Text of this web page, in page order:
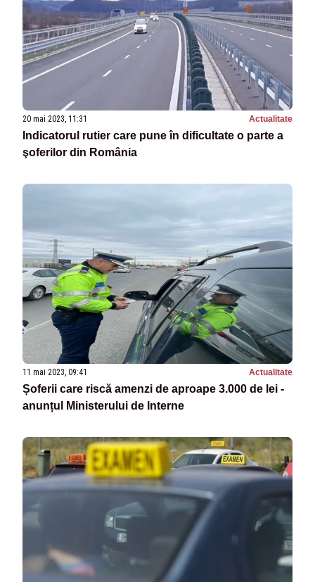
20 mai 2023, 11:31 Actualitate
Indicatorul rutier care pune în dificultate o parte a
şoferilor din România
11 mai 2023, 09:41 Actualitate
Șoferii care riscă amenzi de aproape 3.000 de lei -
anunțul Ministerului de Interne